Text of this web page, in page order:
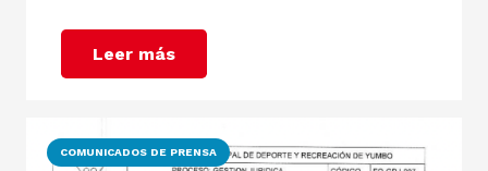
Leer más
COMUNICADOS DE PRENSA